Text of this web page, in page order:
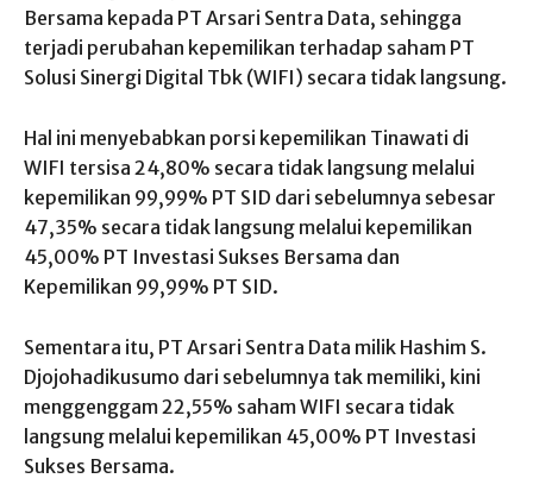
Bersama kepada PT Arsari Sentra Data, sehingga
terjadi perubahan kepemilikan terhadap saham PT
Solusi Sinergi Digital Tbk (WIFI) secara tidak langsung.
Hal ini menyebabkan porsi kepemilikan Tinawati di
WIFI tersisa 24,80% secara tidak langsung melalui
kepemilikan 99,99% PT SID dari sebelumnya sebesar
47,35% secara tidak langsung melalui kepemilikan
45,00% PT Investasi Sukses Bersama dan
Kepemilikan 99,99% PT SID.
Sementara itu, PT Arsari Sentra Data milik Hashim S.
Djojohadikusumo dari sebelumnya tak memiliki, kini
menggenggam 22,55% saham WIFI secara tidak
langsung melalui kepemilikan 45,00% PT Investasi
Sukses Bersama.